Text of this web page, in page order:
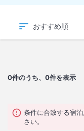
おすすめ順
0件のうち、0件を表示
条件に合致する宿
さい。